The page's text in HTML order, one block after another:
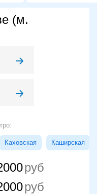
(м.
Каховская Каширская